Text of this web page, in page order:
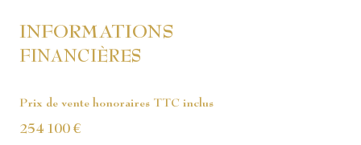
INFORMATIONS
FINANCIÈRES
Prix de vente honoraires TTC inclus
254 100 €